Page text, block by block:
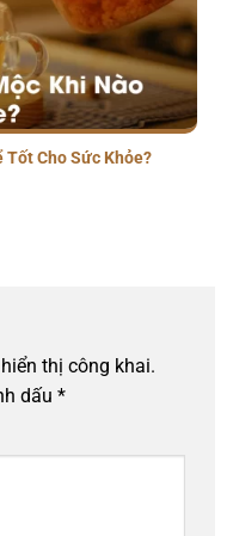
Tốt Cho Sức Khỏe?
thị công khai.
dấu *